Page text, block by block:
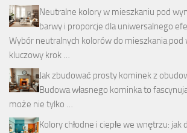
Neutralne kolory w mieszkaniu pod
barwy i proporcje dla uniwersalnego
Wybór neutralnych kolorów do mieszkania pod
kluczowy krok …
Jak zbudować prosty kominek z
Budowa własnego kominka to
może nie tylko …
Kolory chłodne i ciepłe we wnętrzu: jak